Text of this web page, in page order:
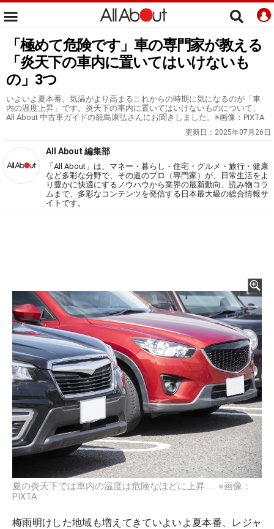
「極めて危険です」車の専門家が教える
「炎天下の車内に置いてはいけないも
の」3つ
いよいよ夏本番。気温がより高まるこれからの時期に気になるのが「車
内の温度上昇」です。炎天下の車内に置いてはいけないものについて、
All About 中古車ガイドの籠島康弘さんにお聞きしました。※画像：PIXTA
更新日： 2025年07月26日
All About 編集部
「All About」は、マネー・暮らし・住宅・グルメ・旅行・健康
など多彩な分野で、その道のプロ（専門家）が、日常生活をよ
り豊かに快適にするノウハウから業界の最新動向、読み物コラ
ムまで、多彩なコンテンツを発信する日本最大級の総合情報サ
イトです。
夏の炎天下では車内の温度は危険なほどに上昇…… ※画像：
PIXTA
梅雨明けした地域も増えてきていよいよ夏本番、レジャ